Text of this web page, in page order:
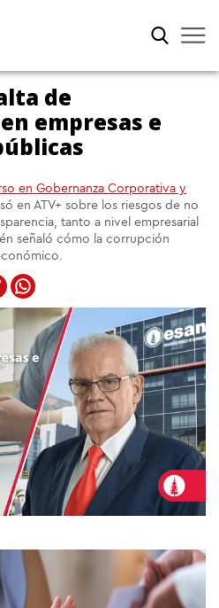
de
empresas e
en Gobernanza Corporativa y
en ATV+ sobre los riesgos de no
tanto a nivel empresarial
señaló cómo la corrupción